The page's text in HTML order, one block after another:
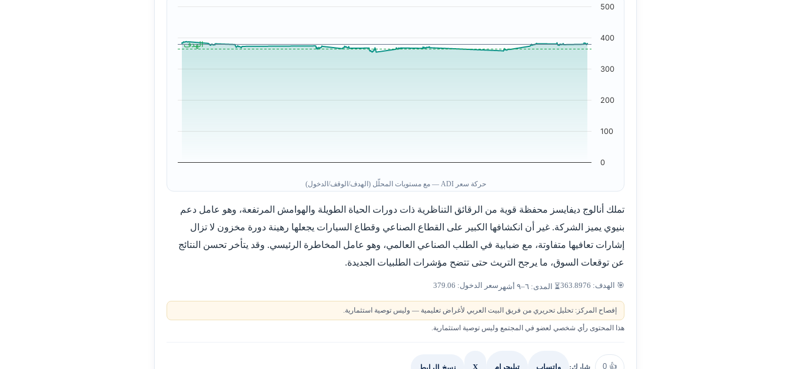
الهدف
0
100
200
300
400
500
حركة سعر ADI — مع مستويات المحلّل (الهدف/الوقف/الدخول)
تملك أنالوج ديفايسز محفظة قوية من الرقائق التناظرية ذات دورات الحياة الطويلة والهوامش المرتفعة، وهو عامل دعم
بنيوي يميز الشركة. غير أن انكشافها الكبير على القطاع الصناعي وقطاع السيارات يجعلها رهينة دورة مخزون لا تزال
إشارات تعافيها متفاوتة، مع ضبابية في الطلب الصناعي العالمي، وهو عامل المخاطرة الرئيسي. وقد يتأخر تحسن النتائج
عن توقعات السوق، ما يرجح التريث حتى تتضح مؤشرات الطلبيات الجديدة.
🎯 الهدف: 363.8976 ⏳ المدى: ٦–٩ أشهر سعر الدخول: 379.06
إفصاح المركز: تحليل تحريري من فريق البيت العربي لأغراض تعليمية — وليس توصية استثمارية.
هذا المحتوى رأي شخصي لعضو في المجتمع وليس توصية استثمارية.
👍
0 شارك: واتساب تيليجرام X نسخ الرابط